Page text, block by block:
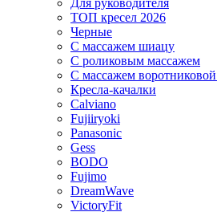
ТОП кресел 2026
Черные
С массажем шиацу
С роликовым массажем
С массажем
Кресла-качалки
Calviano
Fujiiryoki
Panasonic
Gess
BODO
Fujimo
DreamWave
VictoryFit